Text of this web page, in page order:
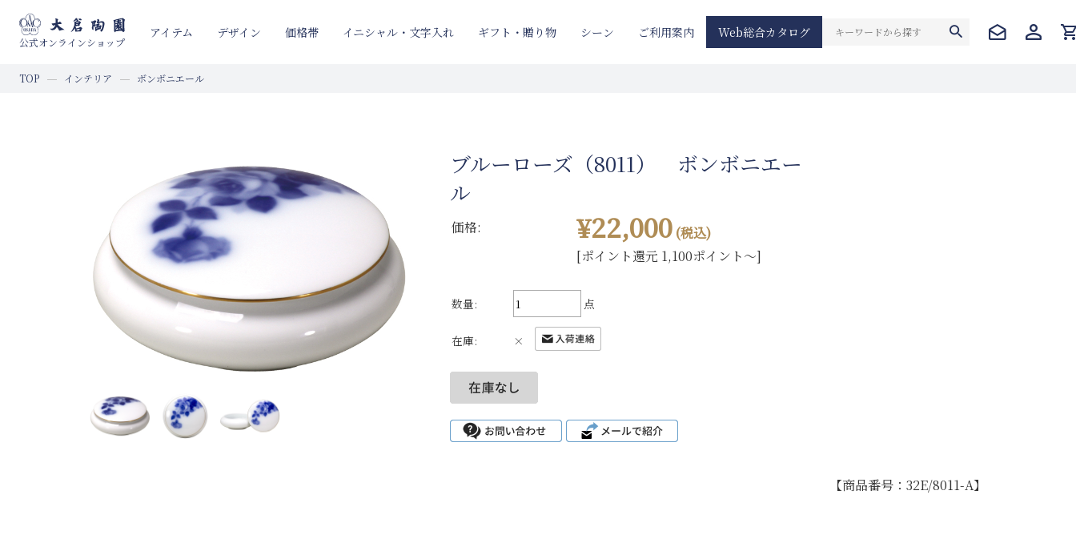
公式オンラインショップ
アイテム デザイン 価格帯 イニシャル・文字入れ ギフト・贈り物 シーン ご利用案内 Web総合カタログ
TOP インテリア ボンボニエール
ブルーローズ（8011） ボンボニエー
ル
価格: ¥22,000 (税込)
[ポイント還元 1,100ポイント～]
数量: 点
在庫: ×
【商品番号：32E/8011-A】